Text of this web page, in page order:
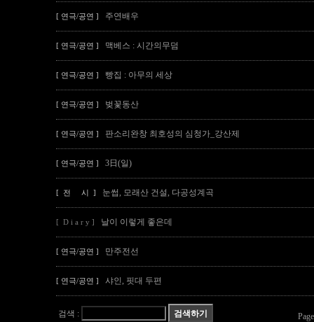
[ 연극/공연 ] 주연배우
[ 연극/공연 ] 맥베스 : 시간의무덤
[ 연극/공연 ] 빵집 : 아무의 세상
[ 연극/공연 ] 벚꽃동산
[ 연극/공연 ] 판소리완창 최호성의 심청가_강산제
[ 연극/공연 ] 3日(일)
[ 전 시 ] 눈썹, 모래산 건설, 다공성계곡
[ D i a r y ] 날이 이렇게 좋은데
[ 연극/공연 ] 만주전선
[ 연극/공연 ] 샤인, 핏대 두편
검색 :